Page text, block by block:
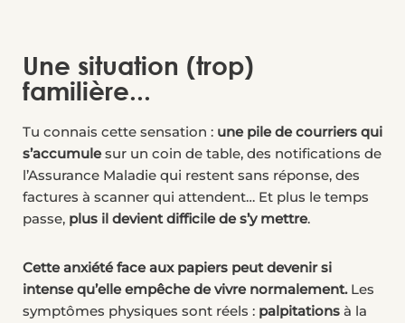
Une situation (trop)
familière...
Tu connais cette sensation : une pile de courriers qui
s’accumulesur un coin de table, des notifications de
l’Assurance Maladie qui restent sans réponse, des
factures à scanner qui attendent… Et plus le temps
passe, plus il devient difficile de s’y mettre.
Cette anxiété face aux papiers peut devenir si
intense qu’elle empêche de vivre normalement.Les
symptômes physiques sont réels : palpitations à la